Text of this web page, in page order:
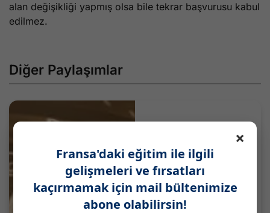
alan değişikliği yapmış olsa bile tekrar başvurusu kabul
edilmez.
Diğer Paylaşımlar
×
Fransa'daki eğitim ile ilgili
gelişmeleri ve fırsatları
kaçırmamak için mail bültenimize
abone olabilirsin!